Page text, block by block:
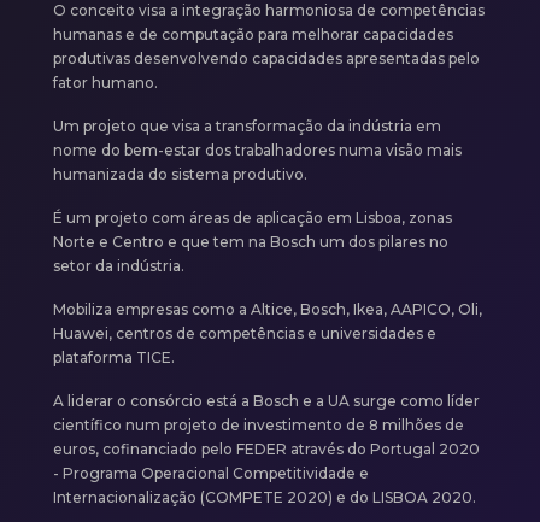
O conceito visa a integração harmoniosa de competências
humanas e de computação para melhorar capacidades
produtivas desenvolvendo capacidades apresentadas pelo
fator humano.
Um projeto que visa a transformação da indústria em
nome do bem-estar dos trabalhadores numa visão mais
humanizada do sistema produtivo.
É um projeto com áreas de aplicação em Lisboa, zonas
Norte e Centro e que tem na Bosch um dos pilares no
setor da indústria.
Mobiliza empresas como a Altice, Bosch, Ikea, AAPICO, Oli,
Huawei, centros de competências e universidades e
plataforma TICE.
A liderar o consórcio está a Bosch e a UA surge como líder
científico num projeto de investimento de 8 milhões de
euros, cofinanciado pelo FEDER através do Portugal 2020
- Programa Operacional Competitividade e
Internacionalização (COMPETE 2020) e do LISBOA 2020.